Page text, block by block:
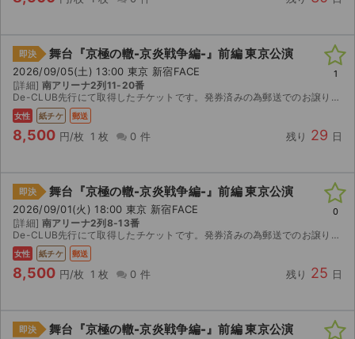
即決 舞台『京極の轍-京炎戦争編-』前編 東京公演
2026/09/05(土) 13:00 東京 新宿FACE
[詳細] 南アリーナ2列11-20番
De-CLUB先行にて取得したチケットです。発券済みの為郵送でのお譲りになります。(レタパライトで発送致します。)特典付きチケットになりますが返却不要ですのでご購入者様でご自由になさってください...
女性 紙チケ 郵送
8,500 円/枚 1 枚 0 件 残り 29 日
1
即決 舞台『京極の轍-京炎戦争編-』前編 東京公演
2026/09/01(火) 18:00 東京 新宿FACE
[詳細] 南アリーナ2列8-13番
De-CLUB先行にて取得したチケットです。発券済みの為郵送でのお譲りになります。(レタパライトで発送致します。)特典付きチケットになりますが返却不要ですのでご購入者様でご自由になさってください...
女性 紙チケ 郵送
8,500 円/枚 1 枚 0 件 残り 25 日
0
即決 舞台『京極の轍-京炎戦争編-』前編 東京公演